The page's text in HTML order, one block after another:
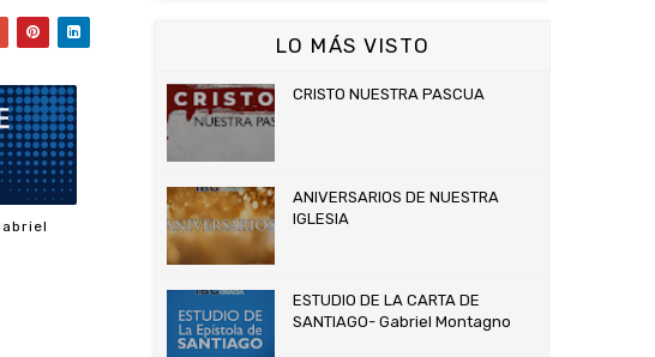
LO MÁS VISTO
CRISTO NUESTRA PASCUA
ANIVERSARIOS DE NUESTRA
IGLESIA
ESTUDIO DE LA CARTA DE
SANTIAGO- Gabriel Montagno